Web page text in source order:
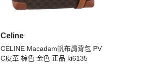
Celine
CELINE Macadam帆布肩背包 PV
C皮革 棕色 金色 正品 ki6135